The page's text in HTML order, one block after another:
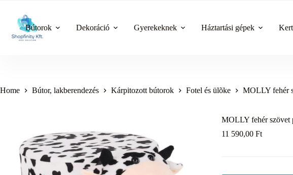
content
Bútorok Dekoráció Gyerekeknek Háztartási gépek
Home Bútor, lakberendezés Kárpitozott bútorok Fotel és ülõke MOLLY fehér
MOLLY fehér szövet
11 590,00Ft